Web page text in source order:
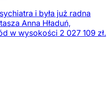
i była już radna
Anna Hładuń,
w wysokości 2 027 109 zł.